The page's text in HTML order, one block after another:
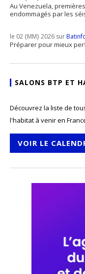
Au Venezuela,
endommagés par les
le 02 {MM} 2026 sur
Préparer pour mieux
SALONS BTP ET
Découvrez la liste de
l'habitat à venir en
VOIR LE